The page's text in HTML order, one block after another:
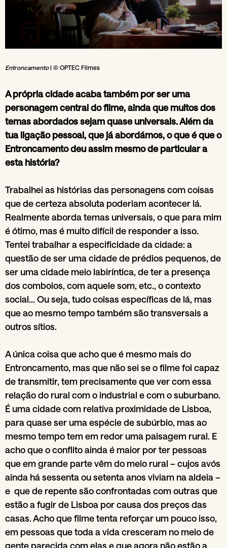
Entroncamento| © OPTEC Filmes
A própria cidade acaba também por ser uma
personagem central do filme, ainda que muitos dos
temas abordados sejam quase universais. Além da
tua ligação pessoal, que já abordámos, o que é que o
Entroncamento deu assim mesmo de particular a
esta história?
Trabalhei as histórias das personagens com coisas
que de certeza absoluta poderiam acontecer lá.
Realmente aborda temas universais, o que para mim
é ótimo, mas é muito difícil de responder a isso.
Tentei trabalhar a especificidade da cidade: a
questão de ser uma cidade de prédios pequenos, de
ser uma cidade meio labiríntica, de ter a presença
dos comboios, com aquele som, etc., o contexto
social… Ou seja, tudo coisas específicas de lá, mas
que ao mesmo tempo também são transversais a
outros sítios.
A única coisa que acho que é mesmo mais do
Entroncamento, mas que não sei se o filme foi capaz
de transmitir, tem precisamente que ver com essa
relação do rural com o industrial e com o suburbano.
É uma cidade com relativa proximidade de Lisboa,
para quase ser uma espécie de subúrbio, mas ao
mesmo tempo tem em redor uma paisagem rural. E
acho que o conflito ainda é maior por ter pessoas
que em grande parte vêm do meio rural – cujos avós
ainda há sessenta ou setenta anos viviam na aldeia –
e que de repente são confrontadas com outras que
estão a fugir de Lisboa por causa dos preços das
casas. Acho que filme tenta reforçar um pouco isso,
em pessoas que toda a vida cresceram no meio de
gente parecida com elas e que agora não estão a